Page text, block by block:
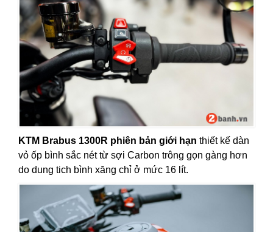
KTM Brabus 1300R phiên bản giới hạn thiết kế dàn
vỏ ốp bình sắc nét từ sợi Carbon trông gọn gàng hơn
do dung tich bình xăng chỉ ở mức 16 lít.